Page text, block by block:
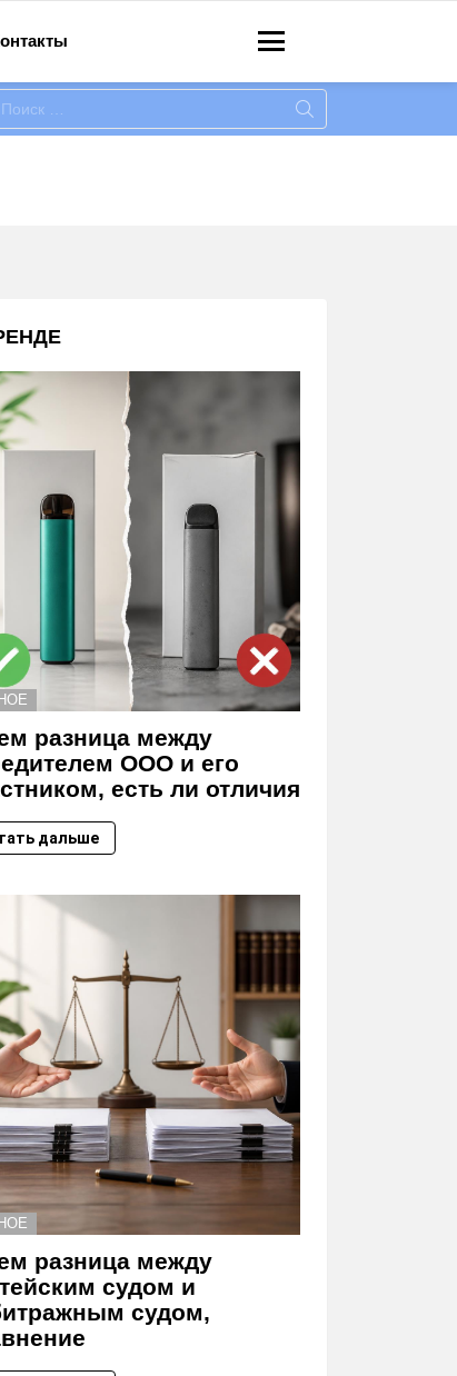
разница между
ООО и его
есть ли отличия
дальше
разница между
судом и
судом,